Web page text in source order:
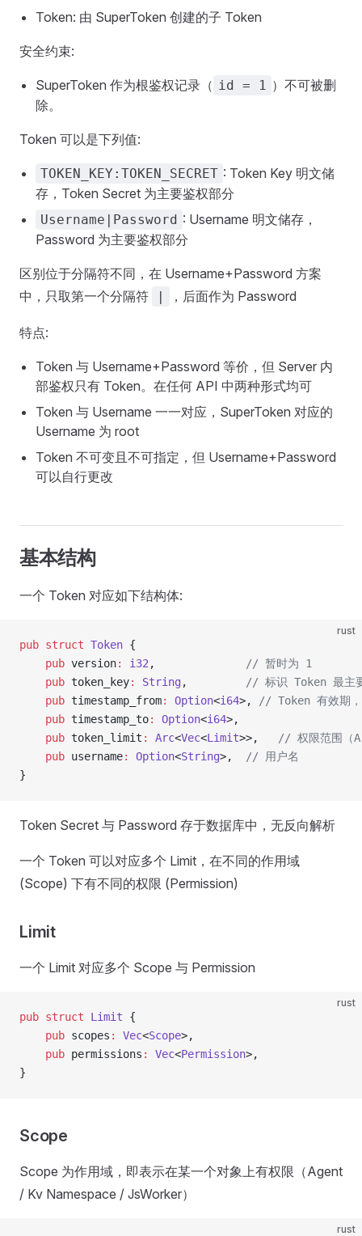
Token: 由 SuperToken 创建的子 Token
安全约束:
SuperToken 作为根鉴权记录（ id = 1 ）不可被删
除。
Token 可以是下列值:
TOKEN_KEY:TOKEN_SECRET : Token Key 明文储
存，Token Secret 为主要鉴权部分
Username|Password : Username 明文储存，
Password 为主要鉴权部分
区别位于分隔符不同，在 Username+Password 方案
中，只取第一个分隔符
| ，后面作为 Password
特点:
Token 与 Username+Password 等价，但 Server 内
部鉴权只有 Token。在任何 API 中两种形式均可
Token 与 Username 一一对应，SuperToken 对应的
Username 为 root
Token 不可变且不可指定，但 Username+Password
可以自行更改
基本结构
一个 Token 对应如下结构体:
rust
pub struct Token {
    pub
version: i32 ,
// 暂时为 1
    pub
token_key: String ,
// 标识 Token 最主
    pub
timestamp_from: Option<i64>,
// Token 有效期，
    pub
timestamp_to: Option<i64>,
    pub
token_limit : Arc<Vec<Limit>>,
// 权限范围（
    pub
username: Option<String>,
// 用户名
}
Token Secret 与 Password 存于数据库中，无反向解析
一个 Token 可以对应多个 Limit，在不同的作用域
(Scope) 下有不同的权限 (Permission)
Limit
一个 Limit 对应多个 Scope 与 Permission
rust
pub struct Limit {
    pub
scopes : Vec<Scope>,
    pub
permissions : Vec<Permission>,
}
Scope
Scope 为作用域，即表示在某一个对象上有权限（Agent
/ Kv Namespace / JsWorker）
rust